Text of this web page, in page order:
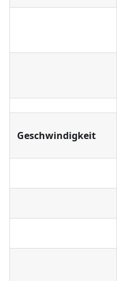
Geschwindigkeit